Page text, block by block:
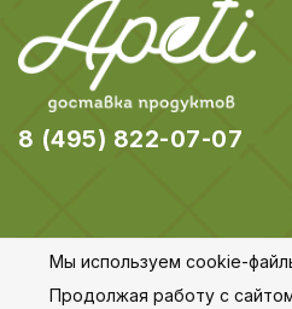
8 (495) 822-07-07
© 2018-2026 Apeti.ru,Карта
Мы используем cookie-
Продолжая работу с